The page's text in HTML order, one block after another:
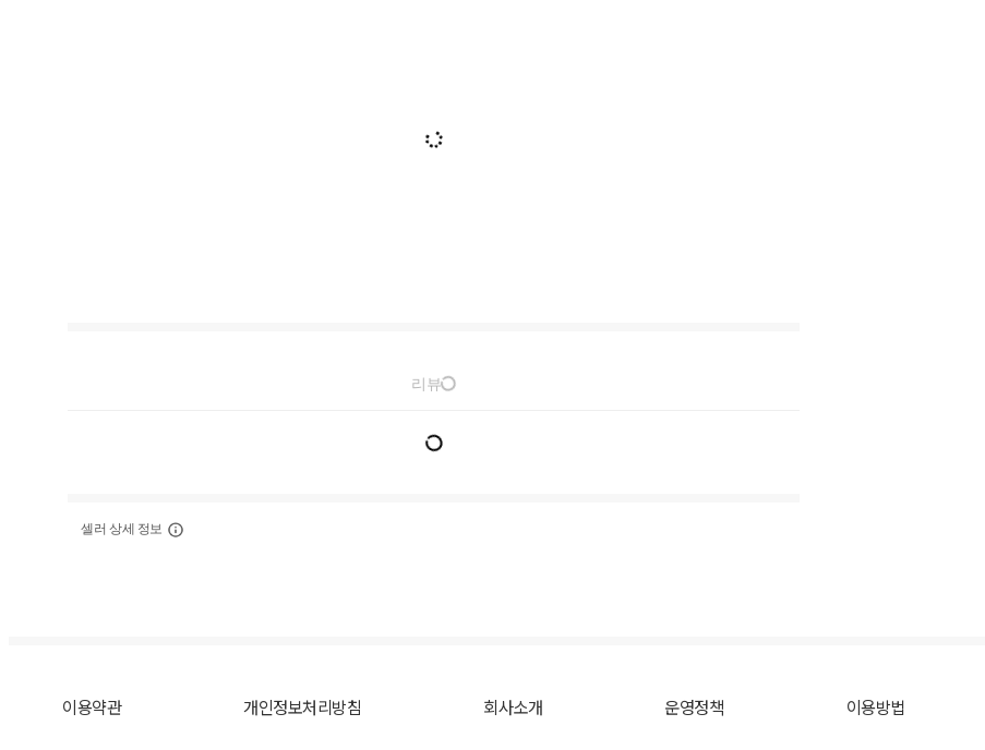
리뷰
셀러 상세 정보
이용약관 개인정보처리방침 회사소개 운영정책 이용방법